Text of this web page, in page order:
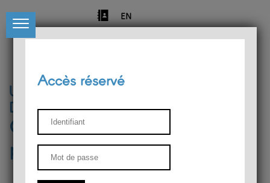
EN
Université de Liège
Département de philosophie
Centre de recherches
phénoménologiques
Accès réservé